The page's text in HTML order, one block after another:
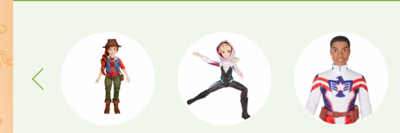
Previous